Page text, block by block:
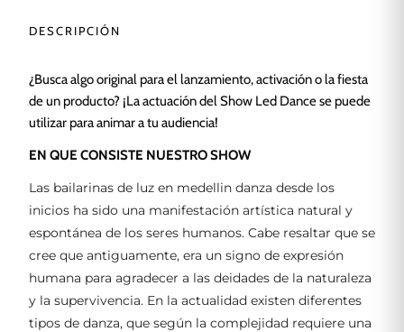
DESCRIPCIÓN
¿Busca algo original para el lanzamiento, activación o la fiesta
de un producto? ¡La actuación del Show Led Dance se puede
utilizar para animar a tu audiencia!
EN QUE CONSISTE NUESTRO SHOW
Las bailarinas de luz en medellin danza desde los
inicios ha sido una manifestación artística natural y
espontánea de los seres humanos. Cabe resaltar que se
cree que antiguamente, era un signo de expresión
humana para agradecer a las deidades de la naturaleza
y la supervivencia. En la actualidad existen diferentes
tipos de danza, que según la complejidad requiere una